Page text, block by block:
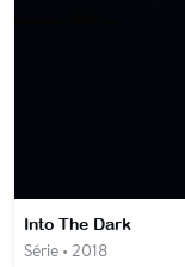
Into The Dark
Série • 2018